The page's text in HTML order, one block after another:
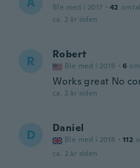
Ble med i 2017 · 42
ca. 2 år siden
R Robert
Ble med i 2019 · 6
Works great No
ca. 2 år siden
D Daniel
Ble med i 2018 · 112
ca. 2 år siden